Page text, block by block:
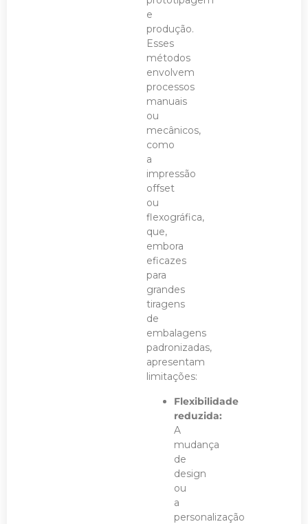
e
produção.
Esses
métodos
envolvem
processos
manuais
ou
mecânicos,
como
a
impressão
offset
ou
flexográfica,
que,
embora
eficazes
para
grandes
tiragens
de
embalagens
padronizadas,
apresentam
limitações:
Flexibilidade
reduzida:
A
mudança
de
design
ou
a
personalização